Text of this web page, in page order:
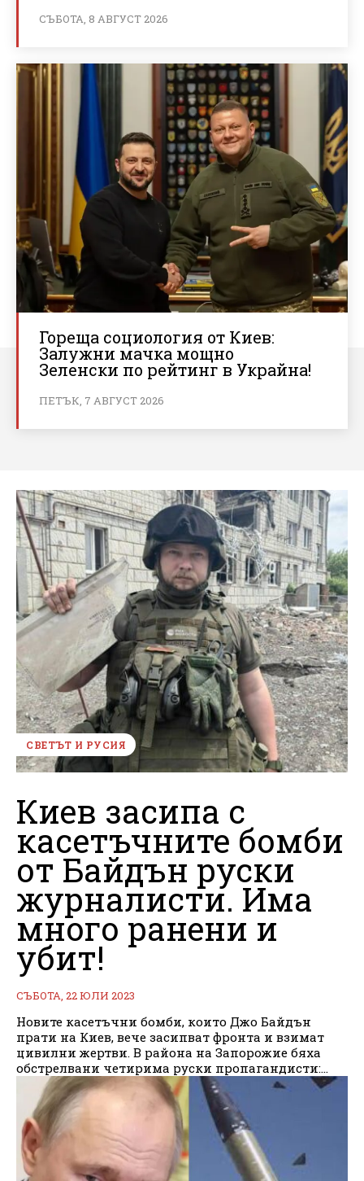
СЪБОТА, 8 АВГУСТ 2026
Гореща социология от Киев:
Залужни мачка мощно
Зеленски по рейтинг в Украйна!
ПЕТЪК, 7 АВГУСТ 2026
СВЕТЪТ И РУСИЯ
Киев засипа с
касетъчните бомби
от Байдън руски
журналисти. Има
много ранени и
убит!
СЪБОТА, 22 ЮЛИ 2023
Новите касетъчни бомби, които Джо Байдън
прати на Киев, вече засипват фронта и взимат
цивилни жертви. В района на Запорожие бяха
обстрелвани четирима руски пропагандисти:...